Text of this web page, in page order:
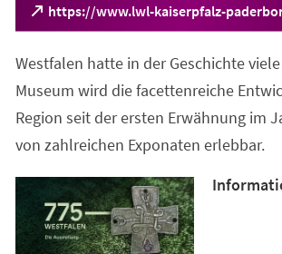
https://www.lwl-kaiserpfalz-
(Öffnet
in
neuen
Westfalen hatte in der Geschichte
Museum wird die facettenreiche
Region seit der ersten Erwähnung im
von zahlreichen Exponaten erlebbar.